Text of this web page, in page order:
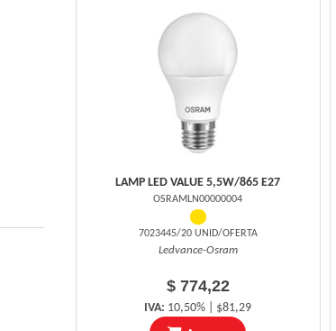
LAMP LED VALUE 5,5W/865 E27
OSRAMLN00000004
7023445/20 UNID/OFERTA
Ledvance-Osram
$ 774,22
IVA: 10,50% | $81,29